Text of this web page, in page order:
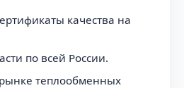
качества на
по всей России.
теплообменных